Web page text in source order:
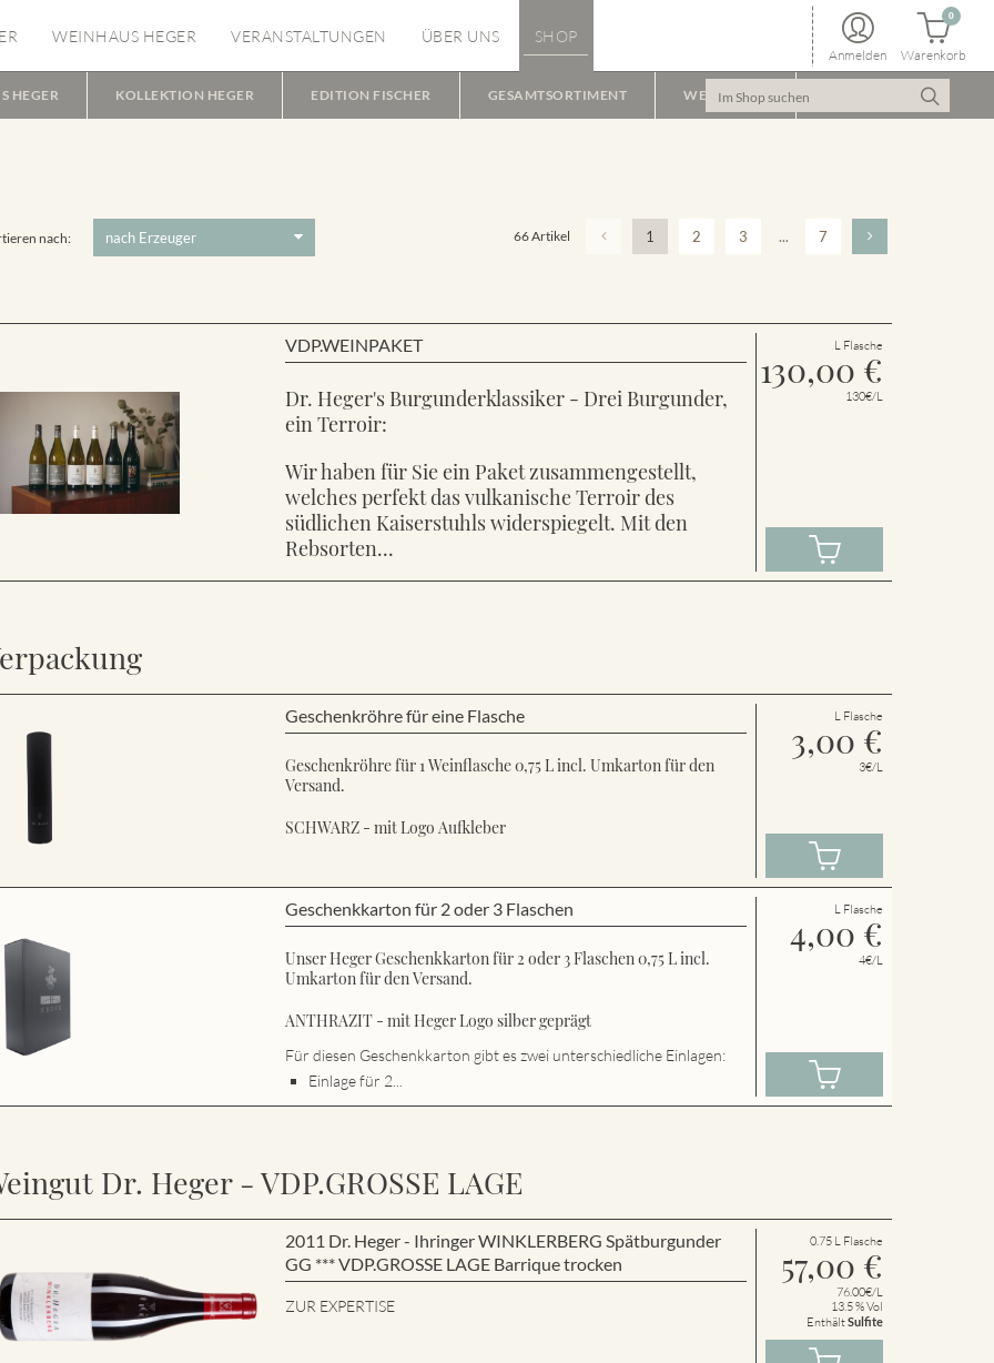
WEINHAUS HEGER VERANSTALTUNGEN ÜBER UNS SHOP
Anmelden Warenkorb
0
HEGER KOLLEKTION HEGER EDITION FISCHER GESAMTSORTIMENT WEINPAKET
nach: 66 Artikel 1 2 3 ... 7
VDP.WEINPAKET
Dr. Heger's Burgunderklassiker - Drei Burgunder,
ein Terroir:
Wir haben für Sie ein Paket zusammengestellt,
welches perfekt das vulkanische Terroir des
südlichen Kaiserstuhls widerspiegelt. Mit den
Rebsorten...
L Flasche
130,00 €
130€/L
Geschenkröhre für eine Flasche
Geschenkröhre für 1 Weinflasche 0,75 L incl. Umkarton für den
Versand.
SCHWARZ - mit Logo Aufkleber
L Flasche
3,00 €
3€/L
Geschenkkarton für 2 oder 3 Flaschen
Unser Heger Geschenkkarton für 2 oder 3 Flaschen 0,75 L incl.
Umkarton für den Versand.
ANTHRAZIT - mit Heger Logo silber geprägt
Für diesen Geschenkkarton gibt es zwei unterschiedliche Einlagen:
Einlage für 2...
L Flasche
4,00 €
4€/L
Dr. Heger - VDP.GROSSE LAGE
2011 Dr. Heger - Ihringer WINKLERBERG Spätburgunder
GG *** VDP.GROSSE LAGE Barrique trocken
ZUR EXPERTISE
0.75 L Flasche
57,00 €
76.00€/L
13.5 % Vol
EnthältSulfite